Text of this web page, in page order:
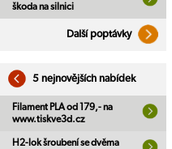
škoda na silnici
Další poptávky
5 nejnovějších nabídek
Filament PLA od 179,- na
www.tiskve3d.cz
H2-lok šroubení se dvěma